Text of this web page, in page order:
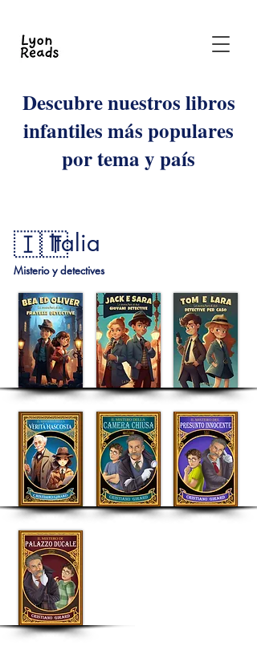
Descubre nuestros libros
infantiles más populares
por tema y país
🇮🇹Italia
Misterio y detectives